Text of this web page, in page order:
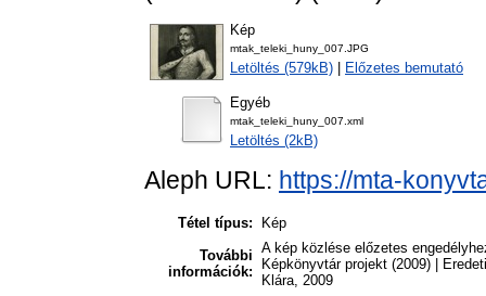
Kép
mtak_teleki_huny_007.JPG
Letöltés (579kB) Előzetes bemutató
Egyéb
mtak_teleki_huny_007.xml
Letöltés (2kB)
Aleph URL: https://mta-
Tétel típus:
Kép
További
információk:
A kép közlése előzetes
Képkönyvtár projekt (2009) |
Klára, 2009